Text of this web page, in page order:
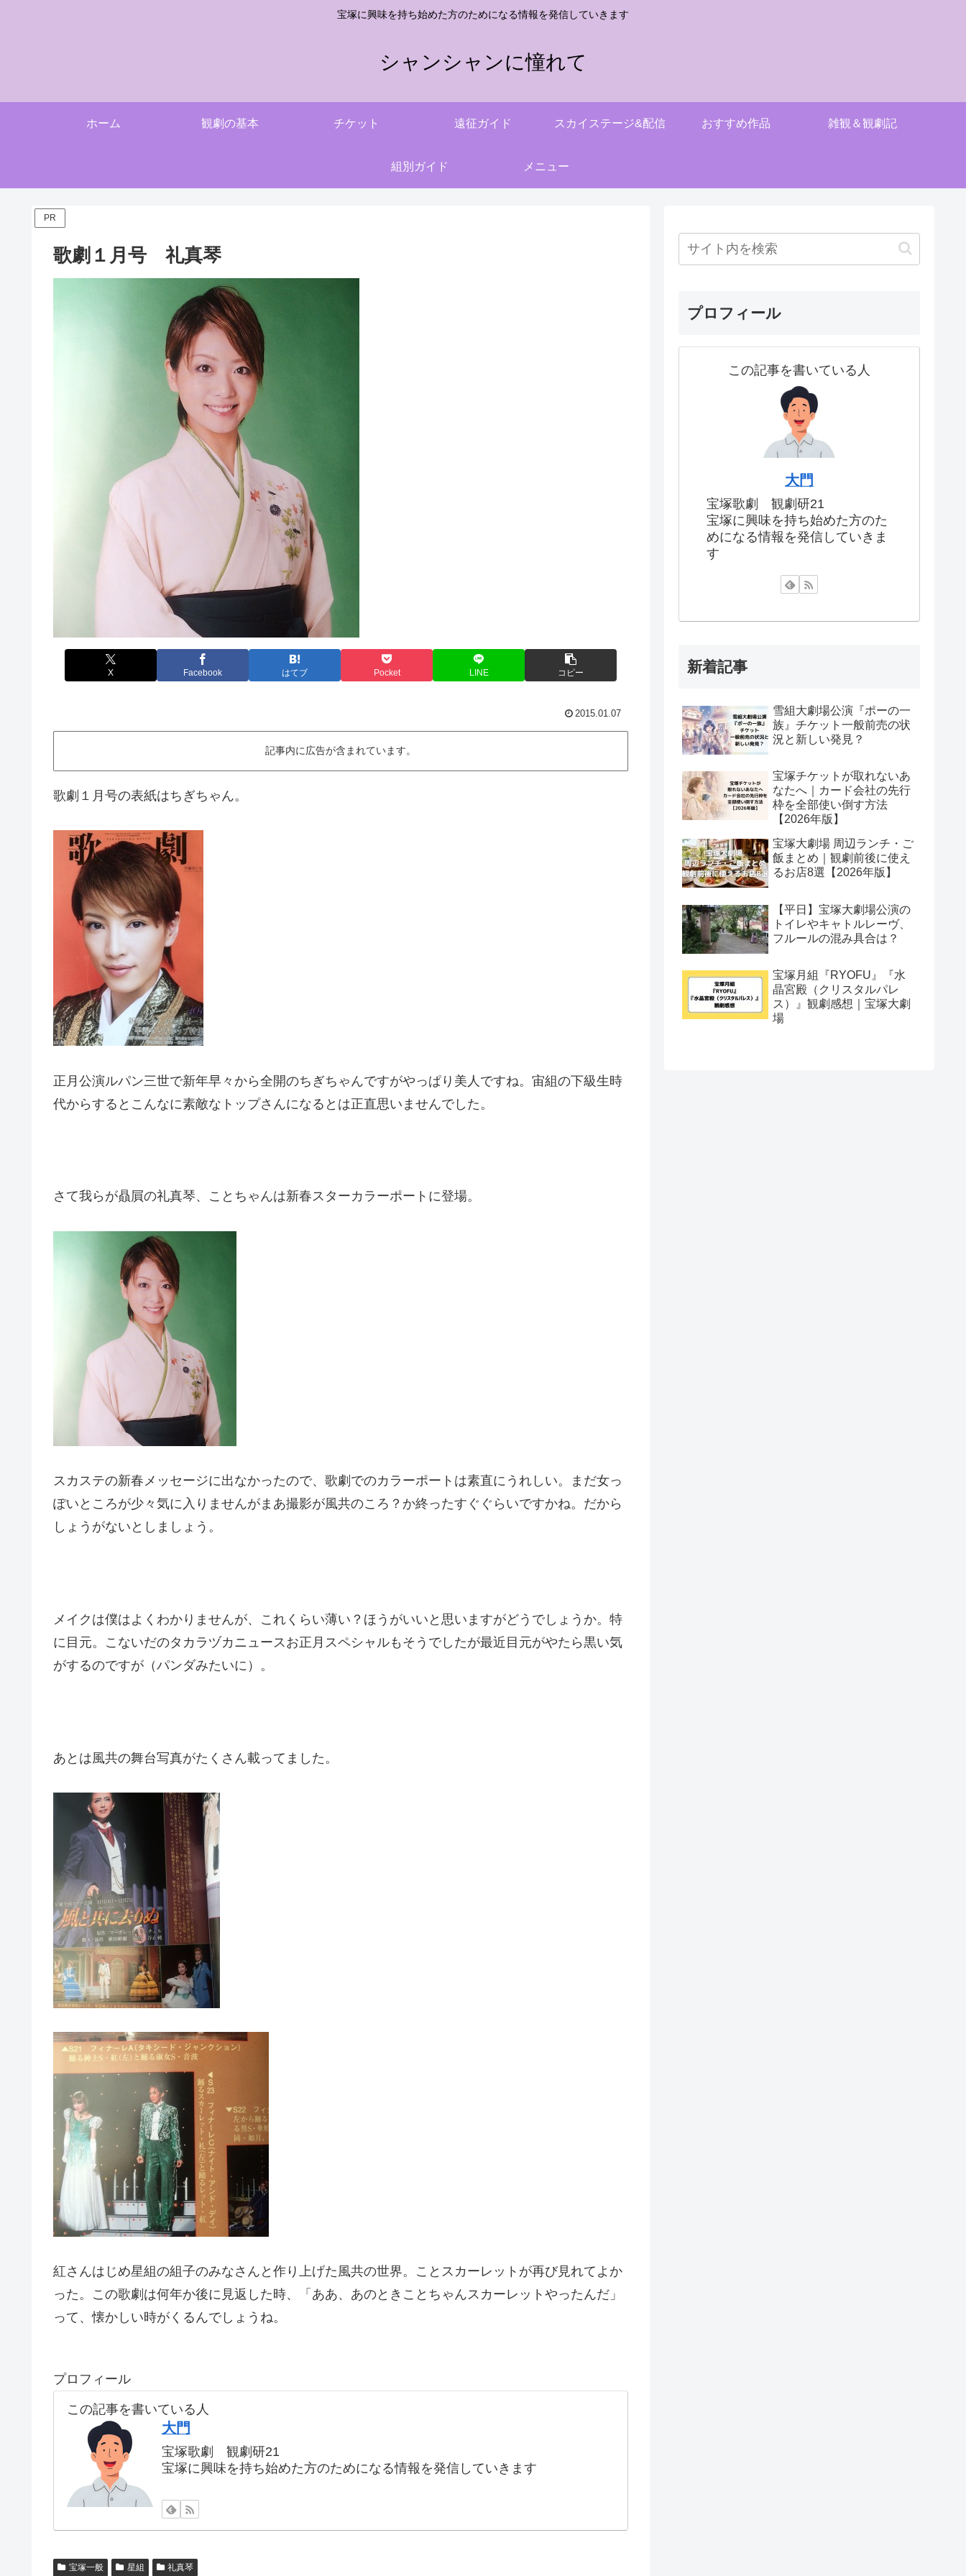
宝塚に興味を持ち始めた方のためになる情報を発信していきます
シャンシャンに憧れて
ホーム 観劇の基本 チケット 遠征ガイド スカイステージ&配信 おすすめ作品 雑観＆観劇記
組別ガイド メニュー
PR
歌劇１月号 礼真琴
X Facebook はてブ Pocket LINE コピー
2015.01.07
記事内に広告が含まれています。
歌劇１月号の表紙はちぎちゃん。
正月公演ルパン三世で新年早々から全開のちぎちゃんですがやっぱり美人ですね。宙組の下級生時
代からするとこんなに素敵なトップさんになるとは正直思いませんでした。
さて我らが贔屓の礼真琴、ことちゃんは新春スターカラーポートに登場。
スカステの新春メッセージに出なかったので、歌劇でのカラーポートは素直にうれしい。まだ女っ
ぽいところが少々気に入りませんがまあ撮影が風共のころ？か終ったすぐぐらいですかね。だから
しょうがないとしましょう。
メイクは僕はよくわかりませんが、これくらい薄い？ほうがいいと思いますがどうでしょうか。特
に目元。こないだのタカラヅカニュースお正月スペシャルもそうでしたが最近目元がやたら黒い気
がするのですが（パンダみたいに）。
あとは風共の舞台写真がたくさん載ってました。
紅さんはじめ星組の組子のみなさんと作り上げた風共の世界。ことスカーレットが再び見れてよか
った。この歌劇は何年か後に見返した時、「ああ、あのときことちゃんスカーレットやったんだ」
って、懐かしい時がくるんでしょうね。
プロフィール
この記事を書いている人
大門
宝塚歌劇 観劇研21
宝塚に興味を持ち始めた方のためになる情報を発信していきます
宝塚一般 星組 礼真琴
プロフィール
この記事を書いている人
大門
宝塚歌劇 観劇研21
宝塚に興味を持ち始めた方のた
めになる情報を発信していきま
す
新着記事
雪組大劇場公演『ポーの一
族』チケット一般前売の状
況と新しい発見？
宝塚チケットが取れないあ
なたへ｜カード会社の先行
枠を全部使い倒す方法
【2026年版】
宝塚大劇場 周辺ランチ・ご
飯まとめ｜観劇前後に使え
るお店8選【2026年版】
【平日】宝塚大劇場公演の
トイレやキャトルレーヴ、
フルールの混み具合は？
宝塚月組『RYOFU』『水
晶宮殿（クリスタルパレ
ス）』観劇感想｜宝塚大劇
場